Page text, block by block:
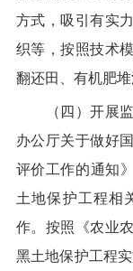
方式，吸引有实
织等，按照技术
翻还田、有机肥
（四）开展监
办公厅关于做好
评价工作的通知
土地保护工程相
作。 按照《农业
黑土地保护工程